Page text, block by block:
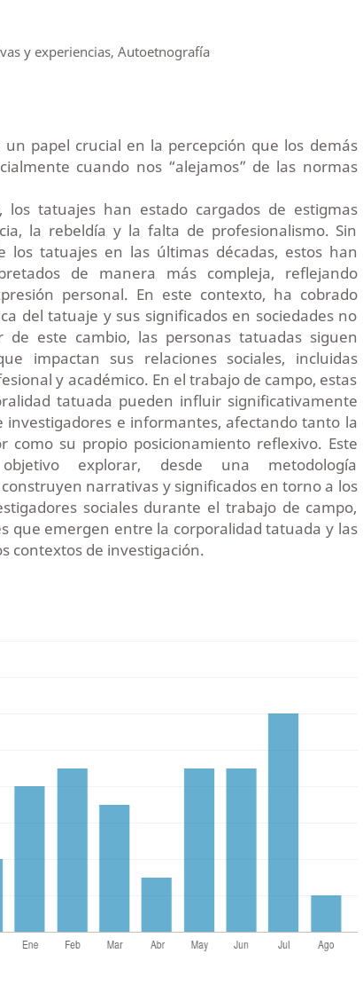
y experiencias, Autoetnografía
un papel crucial en la percepción que los demás
cuando nos “alejamos” de las normas
tatuajes han estado cargados de estigmas
la rebeldía y la falta de profesionalismo. Sin
los tatuajes en las últimas décadas, estos han
de manera más compleja, reflejando
personal. En este contexto, ha cobrado
del tatuaje y sus significados en sociedades no
de este cambio, las personas tatuadas siguen
impactan sus relaciones sociales, incluidas
y académico. En el trabajo de campo, estas
tatuada pueden influir significativamente
investigadores e informantes, afectando tanto la
como su propio posicionamiento reflexivo. Este
explorar, desde una metodología
narrativas y significados en torno a los
sociales durante el trabajo de campo,
que emergen entre la corporalidad tatuada y las
contextos de investigación.